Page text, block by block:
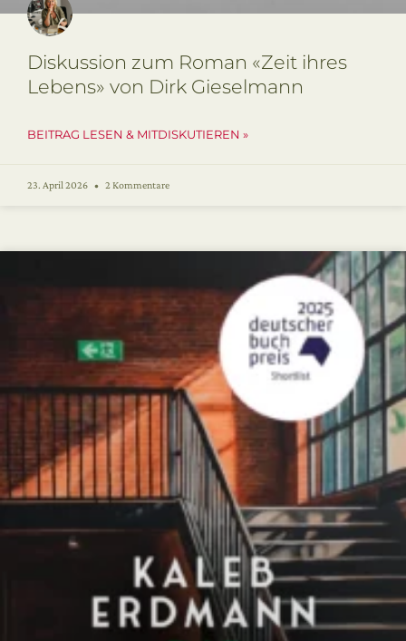
Diskussion zum Roman «Zeit ihres
Lebens» von Dirk Gieselmann
BEITRAG LESEN & MITDISKUTIEREN »
23. April 2026 2 Kommentare